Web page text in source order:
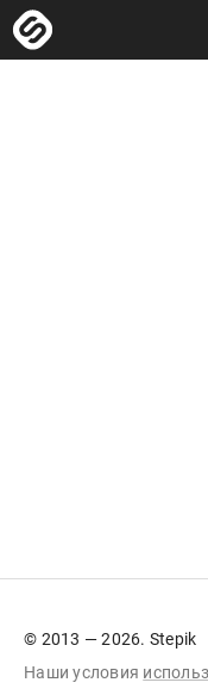
© 2013 — 2026. Stepik
Наши условия